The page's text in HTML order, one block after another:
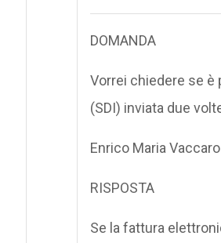
DOMANDA
Vorrei chiedere se è
(SDI) inviata due
Enrico Maria Vaccaro
RISPOSTA
Se la fattura